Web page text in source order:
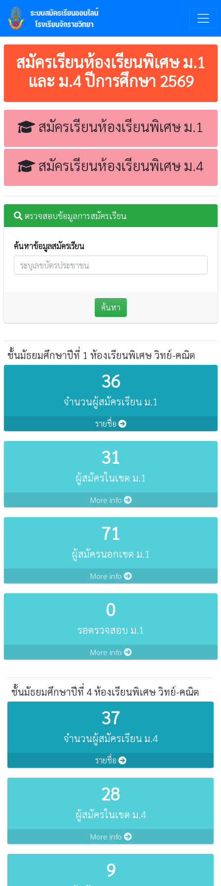
สมัครเรียนห้องเรียนพิเศษ ม.1
และ ม.4 ปีการศึกษา 2569
สมัครเรียนห้องเรียนพิเศษ ม.1
สมัครเรียนห้องเรียนพิเศษ ม.4
ตรวจสอบข้อมูลการสมัครเรียน
ค้นหาข้อมูลสมัครเรียน
ค้นหา
ชั้นมัธยมศึกษาปีที่ 1 ห้องเรียนพิเศษ วิทย์-คณิต
36
จำนวนผู้สมัครเรียน ม.1
รายชื่อ
31
ผู้สมัครในเขต ม.1
More info
71
ผู้สมัครนอกเขต ม.1
More info
0
รอตรวจสอบ ม.1
More info
ชั้นมัธยมศึกษาปีที่ 4 ห้องเรียนพิเศษ วิทย์-คณิต
37
จำนวนผู้สมัครเรียน ม.4
รายชื่อ
28
ผู้สมัครในเขต ม.4
More info
9